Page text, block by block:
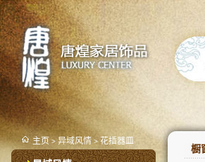
主页 > 异域风情 > 花插器皿
橱